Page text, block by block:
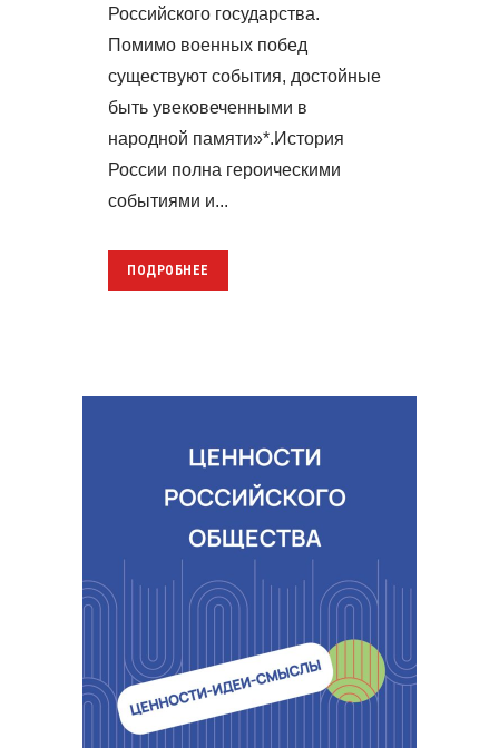
Российского государства.
Помимо военных побед
существуют события, достойные
быть увековеченными в
народной памяти»*.История
России полна героическими
событиями и...
ПОДРОБНЕЕ